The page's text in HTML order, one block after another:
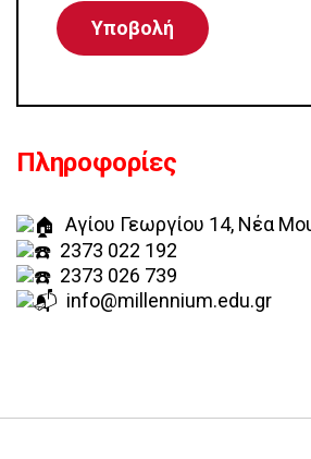
Πληροφορίες
Αγίου Γεωργίου 14, Νέα
2373 022 192
2373 026 739
info@millennium.edu.gr